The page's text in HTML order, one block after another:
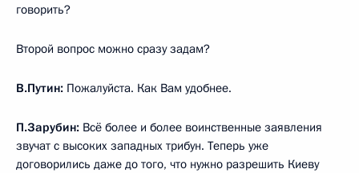
говорить?
Второй вопрос можно сразу задам?
В.Путин: Пожалуйста. Как Вам удобнее.
П.Зарубин: Всё более и более воинственные заявления
звучат с высоких западных трибун. Теперь уже
договорились даже до того, что нужно разрешить Киеву